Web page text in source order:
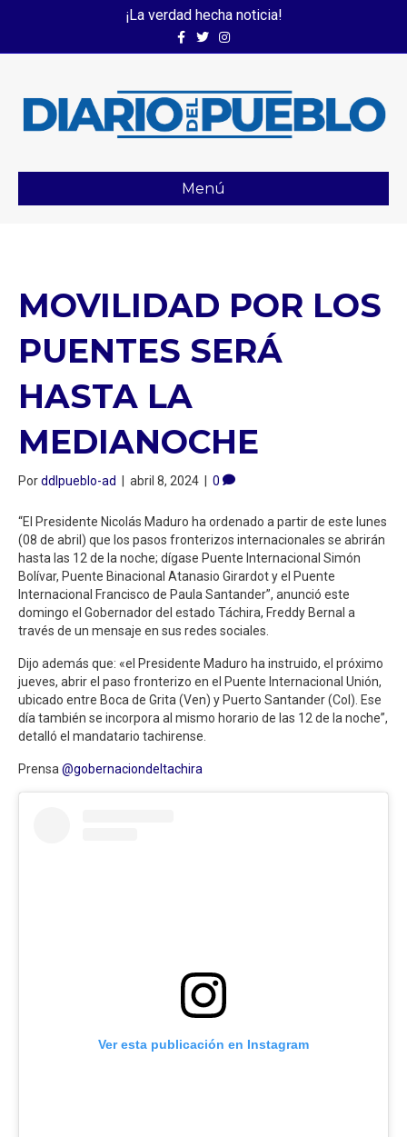
¡La verdad hecha noticia!
FacebookTwitterInstagram
Menú
MOVILIDAD POR LOS
PUENTES SERÁ
HASTA LA
MEDIANOCHE
Porddlpueblo-ad | abril 8, 2024 | 0
“El Presidente Nicolás Maduro ha ordenado a partir de este lunes
(08 de abril) que los pasos fronterizos internacionales se abrirán
hasta las 12 de la noche; dígase Puente Internacional Simón
Bolívar, Puente Binacional Atanasio Girardot y el Puente
Internacional Francisco de Paula Santander”, anunció este
domingo el Gobernador del estado Táchira, Freddy Bernal a
través de un mensaje en sus redes sociales.
Dijo además que: «el Presidente Maduro ha instruido, el próximo
jueves, abrir el paso fronterizo en el Puente Internacional Unión,
ubicado entre Boca de Grita (Ven) y Puerto Santander (Col). Ese
día también se incorpora al mismo horario de las 12 de la noche”,
detalló el mandatario tachirense.
Prensa @gobernaciondeltachira
Ver esta publicación en Instagram